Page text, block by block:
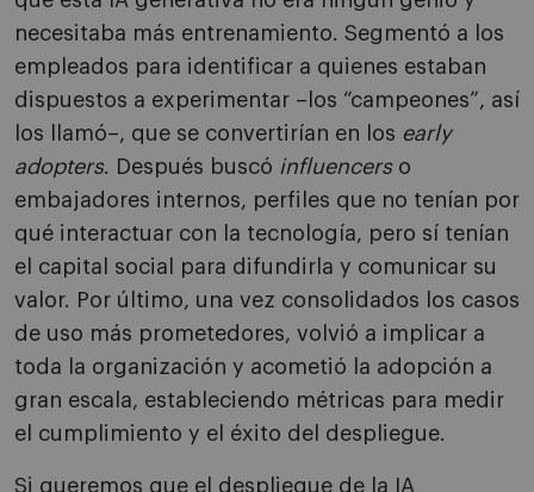
necesitaba más entrenamiento. Segmentó a los
empleados para identificar a quienes estaban
dispuestos a experimentar –los “campeones”, así
los llamó–, que se convertirían en los early
adopters. Después buscó influencers o
embajadores internos, perfiles que no tenían por
qué interactuar con la tecnología, pero sí tenían
el capital social para difundirla y comunicar su
valor. Por último, una vez consolidados los casos
de uso más prometedores, volvió a implicar a
toda la organización y acometió la adopción a
gran escala, estableciendo métricas para medir
el cumplimiento y el éxito del despliegue.
Si queremos que el despliegue de la IA